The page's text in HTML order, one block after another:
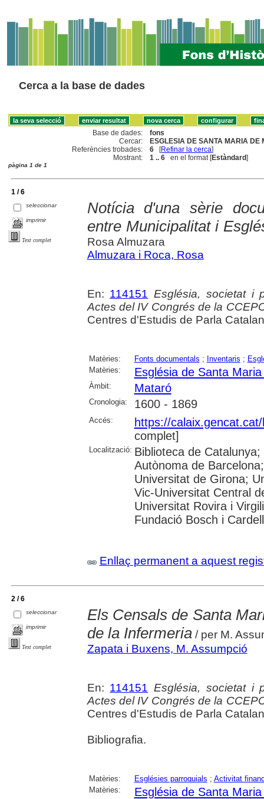
Cerca a la base de dades
Base de dades:
fons
Cercar:
ESGLESIA DE SANTA MARIA DE
Referències trobades:
6 [Refinar la cerca]
Mostrant:
1 .. 6 en el format [Estàndard]
pàgina 1 de 1
1 / 6
seleccionar
imprimir
Text complet
Notícia d'una sèrie
entre Municipalitat i
Rosa Almuzara
Almuzara i Roca, Rosa
En: 114151 Església, societat i
Actes del IV Congrés de la
Centres d'Estudis de Parla
Matèries: Fonts documentals ; Inventaris ;
Matèries:
Església de Santa
Àmbit: Mataró
Cronologia: 1600 - 1869
Accés:
https://
complet]
Localització: Biblioteca de
Autònoma de
Universitat de Girona;
Vic-Universitat Central
Universitat Rovira i
Fundació Bosch i
Enllaç permanent a aquest
2 / 6
seleccionar
imprimir
Text complet
Els Censals de Santa
de la Infermeria/ per M.
Zapata i Buxens, M. Assumpció
En: 114151 Església, societat i
Actes del IV Congrés de la
Centres d'Estudis de Parla
Bibliografia.
Matèries: Esglésies parroquials ; Activitat
Matèries:
Església de Santa